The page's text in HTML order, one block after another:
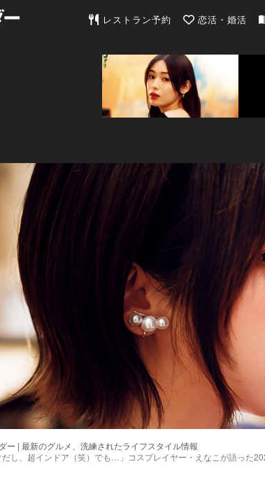
東京カレンダー | 最新のグルメ、洗
レストラン予約 恋活・婚活
ー | 最新のグルメ、洗練されたライフスタイル情報
だし、超インドア（笑）でも…」コスプレイヤー・えなこが語った